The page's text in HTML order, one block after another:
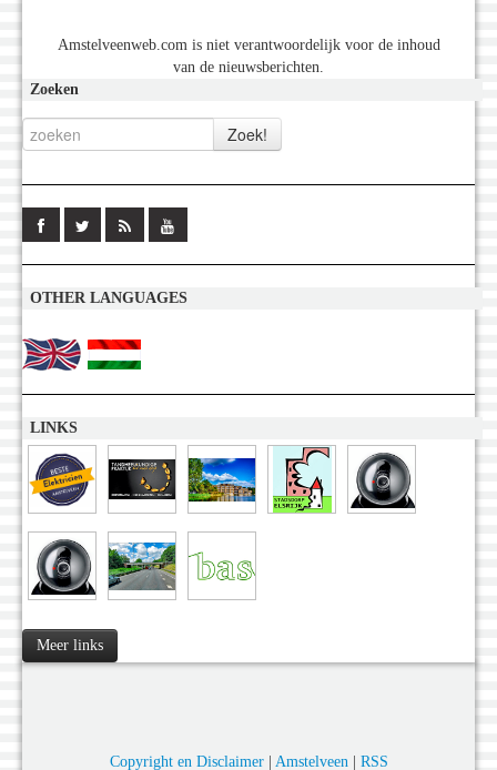
Amstelveenweb.com is niet verantwoordelijk voor de inhoud
van de nieuwsberichten.
Zoeken
OTHER LANGUAGES
LINKS
Meer links
Copyright en Disclaimer| Amstelveen| RSS